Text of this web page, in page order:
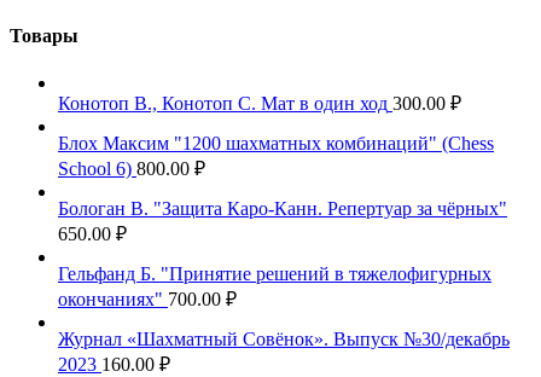
Товары
Конотоп В., Конотоп С. Мат в один ход 300.00 ₽
Блох Максим "1200 шахматных комбинаций" (Chess
School 6) 800.00 ₽
Бологан В. "Защита Каро-Канн. Репертуар за чёрных"
650.00 ₽
Гельфанд Б. "Принятие решений в тяжелофигурных
окончаниях" 700.00 ₽
Журнал «Шахматный Совёнок». Выпуск №30/декабрь
2023 160.00 ₽